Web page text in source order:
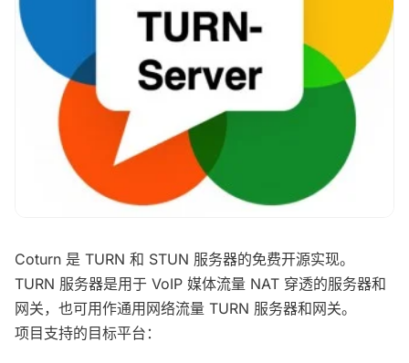
Coturn 是 TURN 和 STUN 服务器的免费开源实现。
TURN 服务器是用于 VoIP 媒体流量 NAT 穿透的服务器和
网关，也可用作通用网络流量 TURN 服务器和网关。
项目支持的目标平台：